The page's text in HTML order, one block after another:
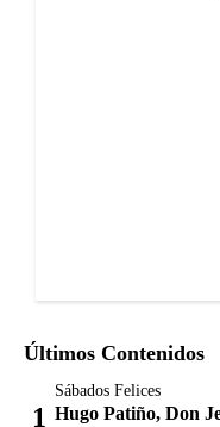
Últimos Contenidos
Sábados Felices
Hugo Patiño, Don